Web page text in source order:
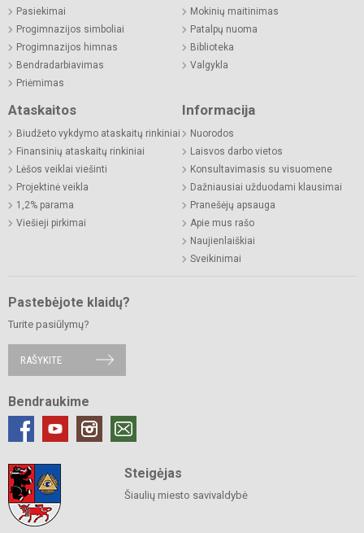
Pasiekimai
Progimnazijos simboliai
Progimnazijos himnas
Bendradarbiavimas
Priėmimas
Mokinių maitinimas
Patalpų nuoma
Biblioteka
Valgykla
Ataskaitos
Biudžeto vykdymo ataskaitų rinkiniai
Finansinių ataskaitų rinkiniai
Lėšos veiklai viešinti
Projektinė veikla
1,2% parama
Viešieji pirkimai
Informacija
Nuorodos
Laisvos darbo vietos
Konsultavimasis su visuomene
Dažniausiai užduodami klausimai
Pranešėjų apsauga
Apie mus rašo
Naujienlaiškiai
Sveikinimai
Pastebėjote klaidų?
Turite pasiūlymų?
RAŠYKITE
Bendraukime
Steigėjas
Šiaulių miesto savivaldybė